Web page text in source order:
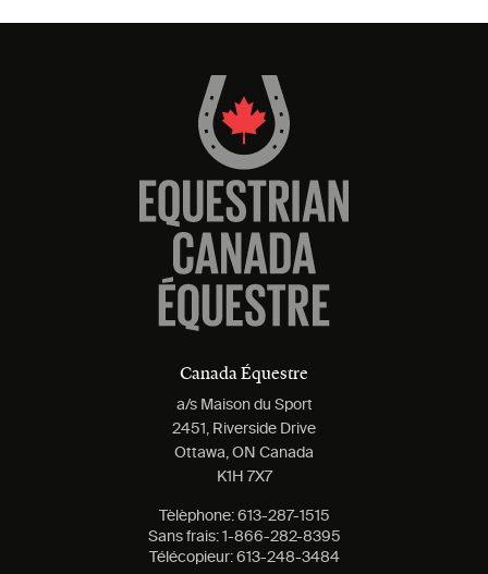
Canada Équestre
a/s Maison du Sport
2451, Riverside Drive
Ottawa, ON Canada
K1H 7X7
Tèlèphone: 613-287-1515
Sans frais: 1-866-282-8395
Télécopieur: 613-248-3484